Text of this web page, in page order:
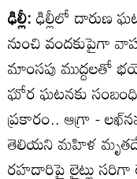
ఢిల్లీ:ఢిల్లీలో దారుణ
నుంచి వందకుపైగా
మాంసపు ముద్దలతో
ఘోర ఘటనకు
ప్రకారం.. ఆగ్రా -
తెలియని మహిళ
రహదారిపై లైట్లు